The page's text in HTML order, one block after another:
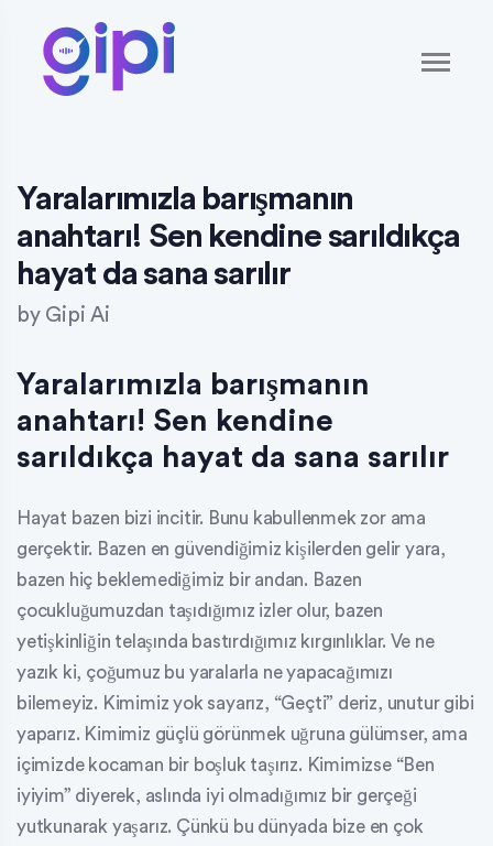
Yaralarımızla barışmanın
anahtarı! Sen kendine sarıldıkça
hayat da sana sarılır
by Gipi Ai
Yaralarımızla barışmanın
anahtarı! Sen kendine
sarıldıkça hayat da sana sarılır
Hayat bazen bizi incitir. Bunu kabullenmek zor ama
gerçektir. Bazen en güvendiğimiz kişilerden gelir yara,
bazen hiç beklemediğimiz bir andan. Bazen
çocukluğumuzdan taşıdığımız izler olur, bazen
yetişkinliğin telaşında bastırdığımız kırgınlıklar. Ve ne
yazık ki, çoğumuz bu yaralarla ne yapacağımızı
bilemeyiz. Kimimiz yok sayarız, “Geçti” deriz, unutur gibi
yaparız. Kimimiz güçlü görünmek uğruna gülümser, ama
içimizde kocaman bir boşluk taşırız. Kimimizse “Ben
iyiyim” diyerek, aslında iyi olmadığımız bir gerçeği
yutkunarak yaşarız. Çünkü bu dünyada bize en çok